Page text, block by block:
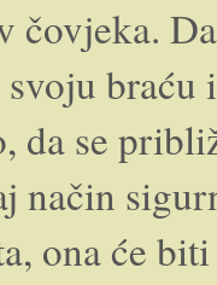
čovjeka.
da se
način
ona će